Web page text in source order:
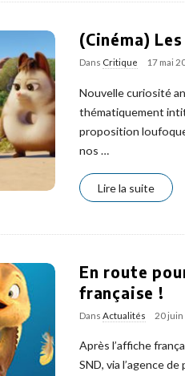
(Cinéma)
Dans Critique 17 mai
Nouvelle curiosité
thématiquement
proposition
nos …
Lire la suite
En route
française !
Dans Actualités 20
Après l’affiche
SND, via l’agence